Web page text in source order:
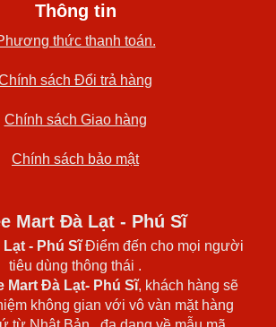
Thông tin
thức thanh toán.
sách Đổi trả hàng
Chính sách Giao hàng
Chính sách bảo mật
Mart Đà Lạt - Phú Sĩ
Lạt - Phú SĩĐiểm đến cho mọi người
tiêu dùng thông thái .
Mart Đà Lạt- Phú Sĩ, khách hàng sẽ
không gian với vô vàn mặt hàng